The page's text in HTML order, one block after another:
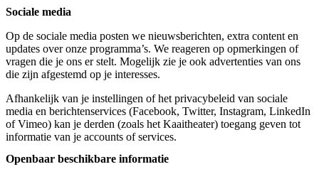
Sociale media
Op de sociale media posten we nieuwsberichten, extra content en
updates over onze programma’s. We reageren op opmerkingen of
vragen die je ons er stelt. Mogelijk zie je ook advertenties van ons
die zijn afgestemd op je interesses.
Afhankelijk van je instellingen of het privacybeleid van sociale
media en berichtenservices (Facebook, Twitter, Instagram, LinkedIn
of Vimeo) kan je derden (zoals het Kaaitheater) toegang geven tot
informatie van je accounts of services.
Openbaar beschikbare informatie